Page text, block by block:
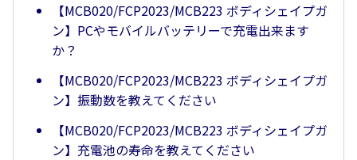
【MCB020/FCP2023/MCB223 ボディシェイプガ
ン】PCやモバイルバッテリーで充電出来ます
か？
【MCB020/FCP2023/MCB223 ボディシェイプガ
ン】振動数を教えてください
【MCB020/FCP2023/MCB223 ボディシェイプガ
ン】充電池の寿命を教えてください